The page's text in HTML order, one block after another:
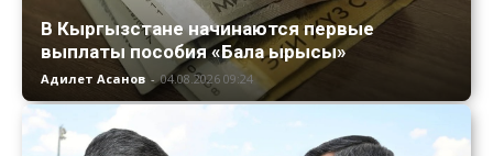
В Кыргызстане начинаются первые
выплаты пособия «Бала ырысы»
Адилет Асанов - 04.08.2026 09:24